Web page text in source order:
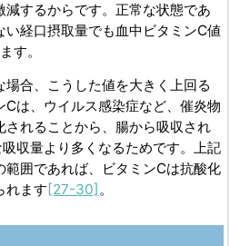
するからです。正常な状態であ
経口摂取量でも血中ビタミンC値
す。
場合、こうした値を大きく上回る
Cは、ウイルス感染症など、催炎物
れることから、腸から吸収され
収量より多くなるためです。上記
囲であれば、ビタミンCは抗酸化
れます [27-30] 。